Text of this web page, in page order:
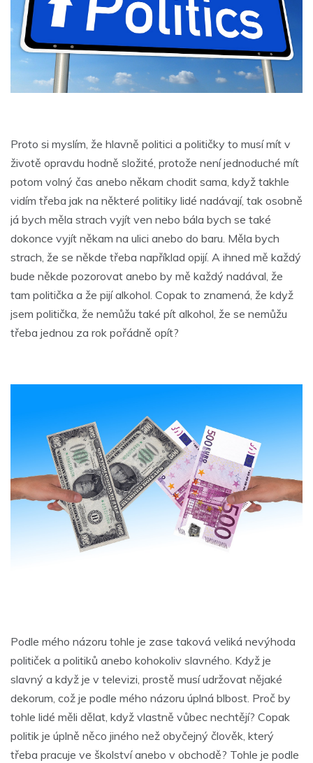
Proto si myslím, že hlavně politici a političky to musí mít v
životě opravdu hodně složité, protože není jednoduché mít
potom volný čas anebo někam chodit sama, když takhle
vidím třeba jak na některé politiky lidé nadávají, tak osobně
já bych měla strach vyjít ven nebo bála bych se také
dokonce vyjít někam na ulici anebo do baru. Měla bych
strach, že se někde třeba například opijí. A ihned mě každý
bude někde pozorovat anebo by mě každý nadával, že
tam politička a že pijí alkohol. Copak to znamená, že když
jsem politička, že nemůžu také pít alkohol, že se nemůžu
třeba jednou za rok pořádně opít?
Podle mého názoru tohle je zase taková veliká nevýhoda
političek a politiků anebo kohokoliv slavného. Když je
slavný a když je v televizi, prostě musí udržovat nějaké
dekorum, což je podle mého názoru úplná blbost. Proč by
tohle lidé měli dělat, když vlastně vůbec nechtějí? Copak
politik je úplně něco jiného než obyčejný člověk, který
třeba pracuje ve školství anebo v obchodě? Tohle je podle